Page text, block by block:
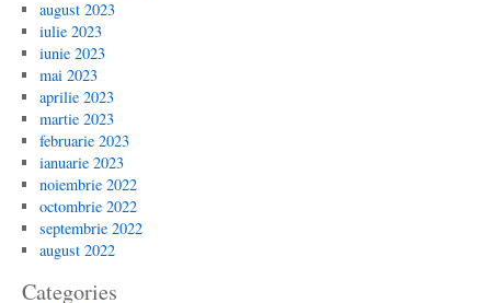
august 2023
iulie 2023
iunie 2023
mai 2023
aprilie 2023
martie 2023
februarie 2023
ianuarie 2023
noiembrie 2022
octombrie 2022
septembrie 2022
august 2022
Categories